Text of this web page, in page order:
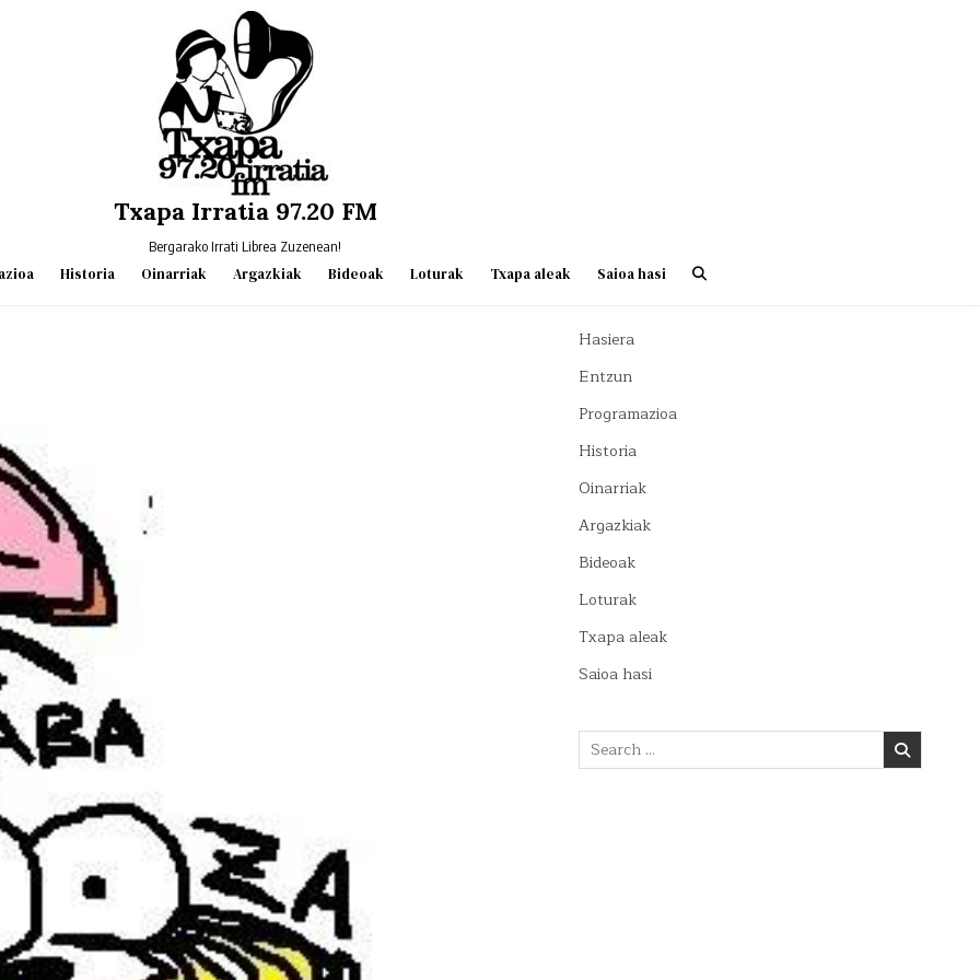
Txapa Irratia 97.20 FM
Bergarako Irrati Librea Zuzenean!
Historia Oinarriak Argazkiak Bideoak Loturak Txapa aleak Saioa hasi
Hasiera
Entzun
Programazioa
Historia
Oinarriak
Argazkiak
Bideoak
Loturak
Txapa aleak
Saioa hasi
Search
for: